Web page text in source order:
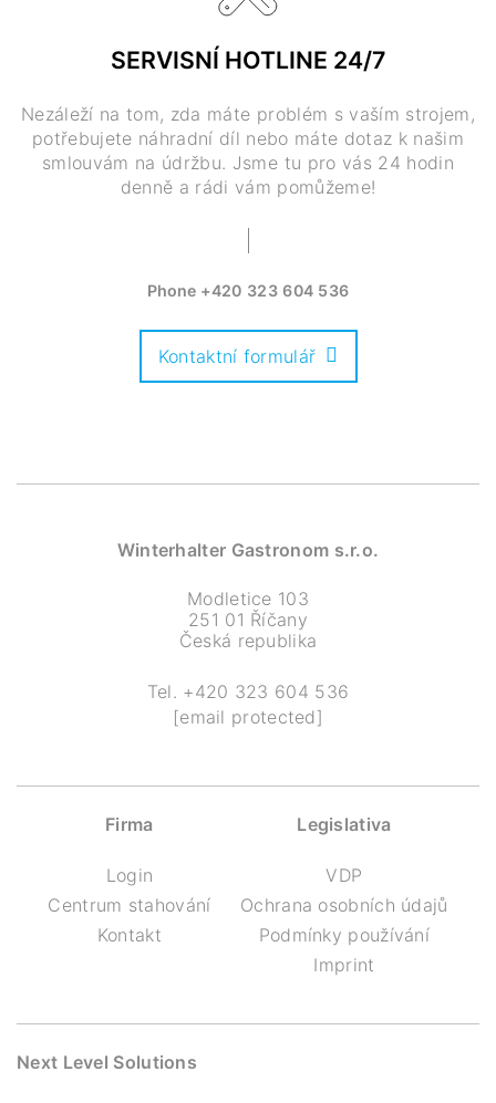
SERVISNÍ HOTLINE 24/7
Nezáleží na tom, zda máte problém s vaším strojem,
potřebujete náhradní díl nebo máte dotaz k našim
smlouvám na údržbu. Jsme tu pro vás 24 hodin
denně a rádi vám pomůžeme!
Phone +420 323 604 536
Kontaktní formulář
Winterhalter Gastronom s.r.o.
Modletice 103
251 01 Říčany
Česká republika
Tel. +420 323 604 536
[email protected]
Firma
Login
Centrum stahování
Kontakt
Legislativa
VDP
Ochrana osobních údajů
Podmínky používání
Imprint
Next Level Solutions